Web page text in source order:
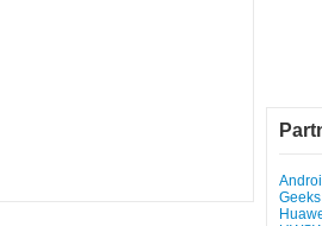
Geeks